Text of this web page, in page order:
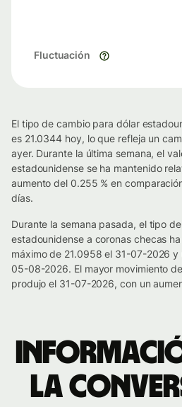
Fluctuación
El tipo de cambio para dólar
es 21.0344 hoy, lo que refleja un
ayer. Durante la última semana, el
estadounidense se ha mantenido
aumento del 0.255 % en
días.
Durante la semana pasada, el tipo
estadounidense a coronas checas
máximo de 21.0958 el 31-07-2026
05-08-2026. El mayor movimiento
produjo el 31-07-2026, con un
la